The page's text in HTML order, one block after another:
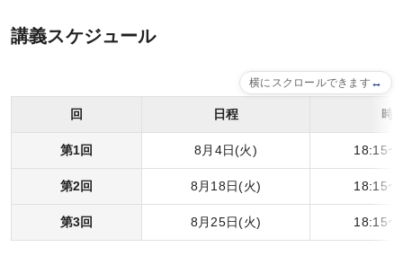
講義スケジュール
横にスクロールできます
回 日程 時
第1回 8月4日(火) 18:15
第2回 8月18日(火) 18:15
第3回 8月25日(火) 18:15